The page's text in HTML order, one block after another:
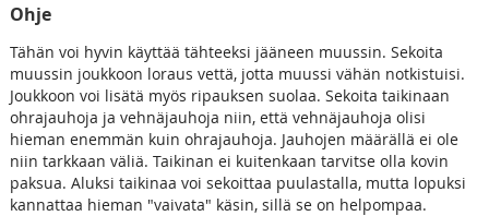
Ohje
Tähän voi hyvin käyttää tähteeksi jääneen muussin. Sekoita
muussin joukkoon loraus vettä, jotta muussi vähän notkistuisi.
Joukkoon voi lisätä myös ripauksen suolaa. Sekoita taikinaan
ohrajauhoja ja vehnäjauhoja niin, että vehnäjauhoja olisi
hieman enemmän kuin ohrajauhoja. Jauhojen määrällä ei ole
niin tarkkaan väliä. Taikinan ei kuitenkaan tarvitse olla kovin
paksua. Aluksi taikinaa voi sekoittaa puulastalla, mutta lopuksi
kannattaa hieman "vaivata" käsin, sillä se on helpompaa.